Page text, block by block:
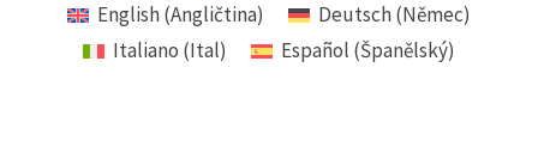
English(Angličtina) Deutsch(Němec)
Italiano (Ital) Español (Španělský)